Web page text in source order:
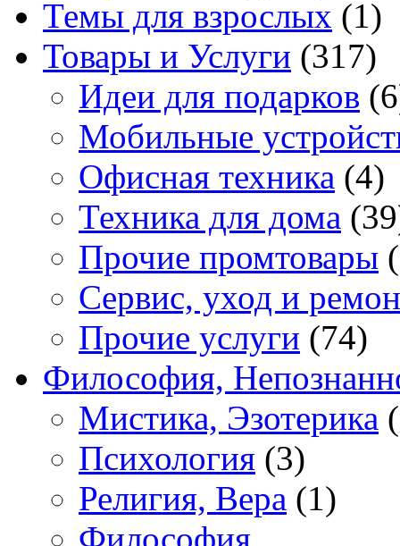
Темы для взрослых (1)
Товары и Услуги (317)
Идеи для подарков
Мобильные
Офисная техника (4)
Техника для дома
Прочие промтовары
Сервис, уход и
Прочие услуги (74)
Философия,
Мистика, Эзотерика
Психология (3)
Религия, Вера (1)